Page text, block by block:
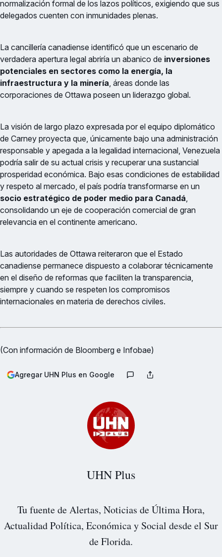
normalización formal de los lazos políticos, exigiendo que sus
delegados cuenten con inmunidades plenas.
La cancillería canadiense identificó que un escenario de
verdadera apertura legal abriría un abanico de inversiones
potenciales en sectores como la energía, la
infraestructura y la minería , áreas donde las
corporaciones de Ottawa poseen un liderazgo global.
La visión de largo plazo expresada por el equipo diplomático
de Carney proyecta que, únicamente bajo una administración
responsable y apegada a la legalidad internacional, Venezuela
podría salir de su actual crisis y recuperar una sustancial
prosperidad económica. Bajo esas condiciones de estabilidad
y respeto al mercado, el país podría transformarse en un
socio estratégico de poder medio para Canadá
consolidando un eje de cooperación comercial de gran
relevancia en el continente americano.
Las autoridades de Ottawa reiteraron que el Estado
canadiense permanece dispuesto a colaborar técnicamente
en el diseño de reformas que faciliten la transparencia,
siempre y cuando se respeten los compromisos
internacionales en materia de derechos civiles.
(Con información de Bloomberg e Infobae)
Agregar UHN Plus en Google
UHN Plus
Tu fuente de Alertas, Noticias de Última Hora,
Actualidad Política, Económica y Social desde el Sur
de Florida.